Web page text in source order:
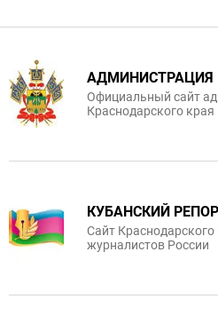
АДМИНИСТРАЦИЯ
Официальный сайт
Краснодарского края
КУБАНСКИЙ
Сайт
журналистов России